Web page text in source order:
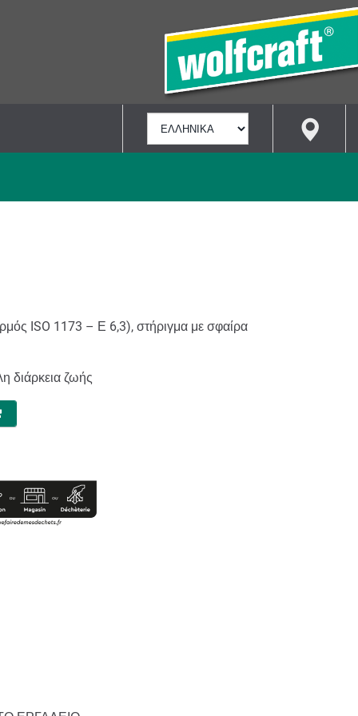
ΓΛΏΣΣΑΣ
ISO 1173 – Ε 6,3), στήριγμα με σφαίρα
διάρκεια ζωής